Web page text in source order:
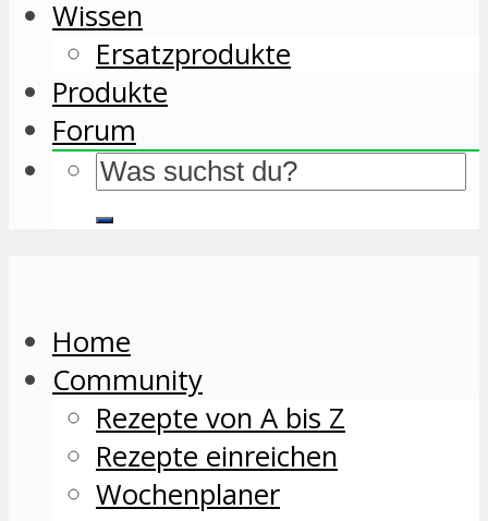
Wissen
Ersatzprodukte
Produkte
Forum
Home
Community
Rezepte von A bis Z
Rezepte einreichen
Wochenplaner